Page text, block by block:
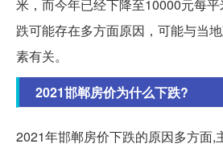
米，而今年已经下降至10000元每
跌可能存在多方面原因，可能与当
素有关。
2021邯郸房价为什么下跌?
2021年邯郸房价下跌的原因多方面,